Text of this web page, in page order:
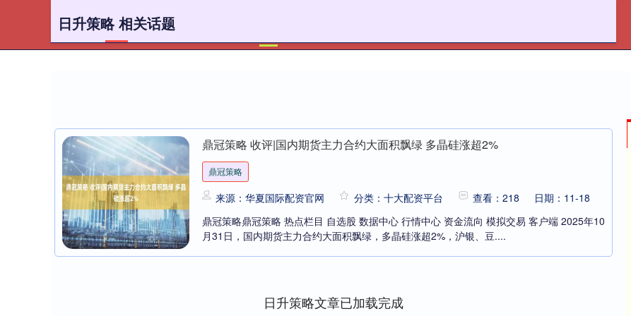
日升策略 相关话题
鼎冠策略 收评|国内期货主力合约大面积飘绿 多晶硅涨超2%
鼎冠策略
来源：华夏国际配资官网 分类：十大配资平台 查看：218
日期：11-18
鼎冠策略鼎冠策略 热点栏目 自选股 数据中心 行情中心 资金流向 模拟交易 客户端 2025年10
月31日，国内期货主力合约大面积飘绿，多晶硅涨超2%，沪银、豆....
日升策略文章已加载完成